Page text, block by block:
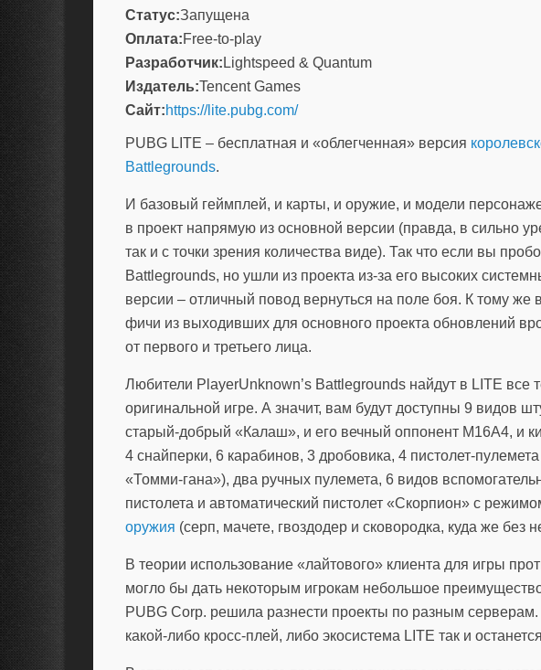
Статус:Запущена
Оплата:Free-to-play
Разработчик: Lightspeed & Quantum
Издатель:Tencent Games
Сайт:https://lite.pubg.com/
PUBG LITE – бесплатная и «облегченная» версия
Battlegrounds.
И базовый геймплей, и карты, и оружие, и модели
в проект напрямую из основной версии (правда, в сильно
так и с точки зрения количества виде). Так что если вы
Battlegrounds, но ушли из проекта из-за его высоких
версии – отличный повод вернуться на поле боя. К тому
фичи из выходивших для основного проекта обновлений
от первого и третьего лица.
Любители PlayerUnknown’s Battlegrounds найдут в LITE все
оригинальной игре. А значит, вам будут доступны 9 видов
старый-добрый «Калаш», и его вечный оппонент М16А4, и
4 снайперки, 6 карабинов, 3 дробовика, 4 пистолет-
«Томми-гана»), два ручных пулемета, 6 видов
пистолета и автоматический пистолет «Скорпион» с
оружия (серп, мачете, гвоздодер и сковородка, куда же без
В теории использование «лайтового» клиента для игры
могло бы дать некоторым игрокам небольшое
PUBG Corp. решила разнести проекты по разным серверам.
какой-либо кросс-плей, либо экосистема LITE так и